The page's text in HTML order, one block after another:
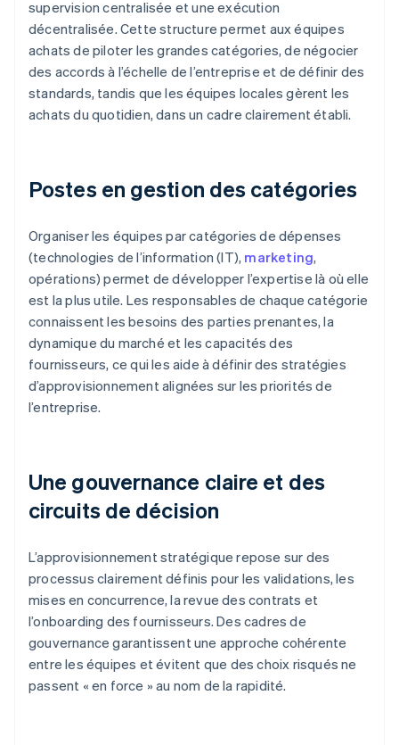
supervision centralisée et une exécution
décentralisée. Cette structure permet aux équipes
achats de piloter les grandes catégories, de négocier
des accords à l’échelle de l’entreprise et de définir des
standards, tandis que les équipes locales gèrent les
achats du quotidien, dans un cadre clairement établi.
Postes en gestion des catégories
Organiser les équipes par catégories de dépenses
(technologies de l’information (IT), marketing,
opérations) permet de développer l’expertise là où elle
est la plus utile. Les responsables de chaque catégorie
connaissent les besoins des parties prenantes, la
dynamique du marché et les capacités des
fournisseurs, ce qui les aide à définir des stratégies
d’approvisionnement alignées sur les priorités de
l’entreprise.
Une gouvernance claire et des
circuits de décision
L’approvisionnement stratégique repose sur des
processus clairement définis pour les validations, les
mises en concurrence, la revue des contrats et
l’onboarding des fournisseurs. Des cadres de
gouvernance garantissent une approche cohérente
entre les équipes et évitent que des choix risqués ne
passent « en force » au nom de la rapidité.